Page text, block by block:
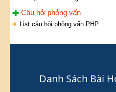
Câu hỏi phỏng vấn
List câu hỏi phỏng vấn PHP
Danh Sách Bài